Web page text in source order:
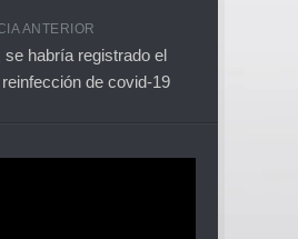
ANTERIOR
se habría registrado el
de covid-19